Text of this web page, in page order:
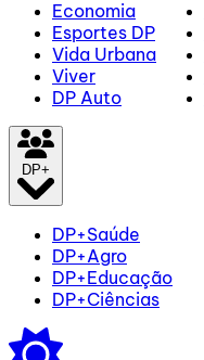
Economia
Esportes DP
Vida Urbana
Viver
DP Auto
DP+
DP+Saúde
DP+Agro
DP+Educação
DP+Ciências